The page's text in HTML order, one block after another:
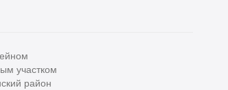
участком
район